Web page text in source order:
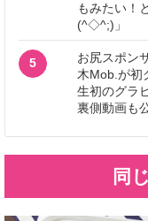
もみたい！
(^◇^;)」
5
お尻スポン
木Mob.が初
生初のグラ
裏側動画も
同